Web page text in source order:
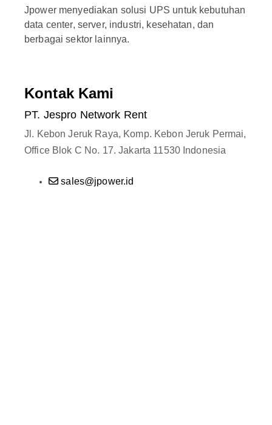
Jpower menyediakan solusi UPS untuk kebutuhan
data center, server, industri, kesehatan, dan
berbagai sektor lainnya.
Kontak Kami
PT. Jespro Network Rent
Jl. Kebon Jeruk Raya, Komp. Kebon Jeruk Permai,
Office Blok C No. 17. Jakarta 11530 Indonesia
sales@jpower.id